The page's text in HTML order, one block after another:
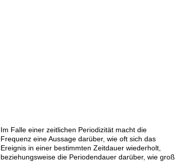
Im Falle einer zeitlichen Periodizität macht die
Frequenz eine Aussage darüber, wie oft sich das
Ereignis in einer bestimmten Zeitdauer wiederholt,
beziehungsweise die Periodendauer darüber, wie groß